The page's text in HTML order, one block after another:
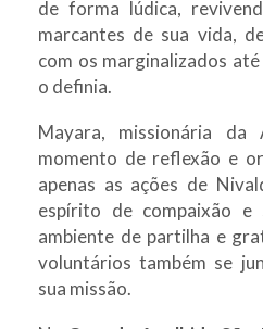
de forma lúdica,
marcantes de sua vida,
com os marginalizados
o definia.
Mayara, missionária da
momento de reflexão e
apenas as ações de
espírito de compaixão e
ambiente de partilha e
voluntários também se
sua missão.